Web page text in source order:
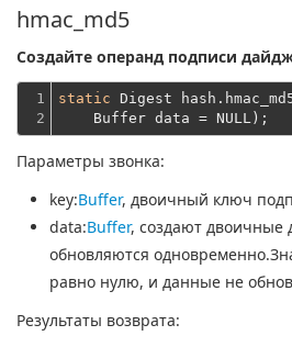
hmac_md5
Создайте операнд подписи
1
2
static Digest
    Buffer data = NULL);
Параметры звонка:
key:Buffer, двоичный ключ
data:Buffer, создают двоичные
обновляются
равно нулю, и данные не
Результаты возврата: